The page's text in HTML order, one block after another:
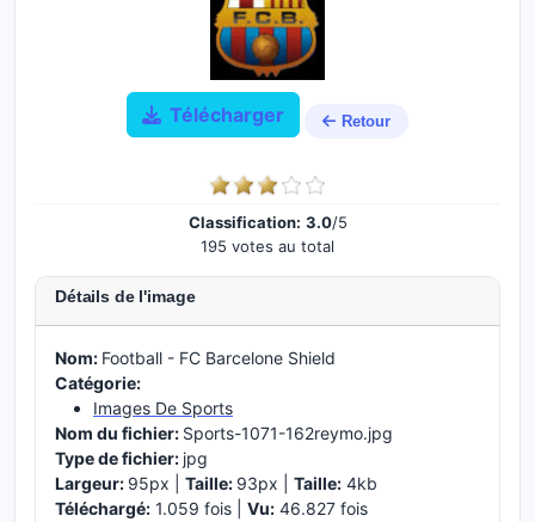
Télécharger Retour
Classification: 3.0/5
195 votes au total
Détails de l'image
Nom: Football - FC Barcelone Shield
Catégorie:
Images De Sports
Nom du fichier: Sports-1071-162reymo.jpg
Type de fichier: jpg
Largeur: 95px | Taille: 93px | Taille: 4kb
Téléchargé: 1.059 fois | Vu: 46.827 fois